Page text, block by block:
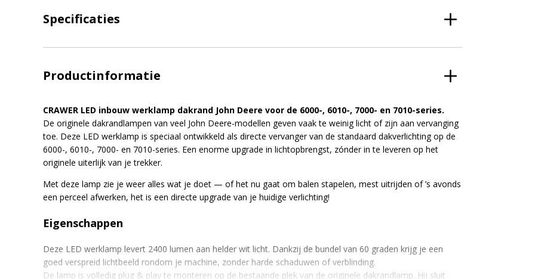
Specificaties
Productinformatie
CRAWER LED inbouw werklamp dakrand John Deere voor de 6000-, 6010-, 7000- en 7010-series.
De originele dakrandlampen van veel John Deere-modellen geven vaak te weinig licht of zijn aan vervanging
toe. Deze LED werklamp is speciaal ontwikkeld als directe vervanger van de standaard dakverlichting op de
6000-, 6010-, 7000- en 7010-series. Een enorme upgrade in lichtopbrengst, zónder in te leveren op het
originele uiterlijk van je trekker.
Met deze lamp zie je weer alles wat je doet — of het nu gaat om balen stapelen, mest uitrijden of ’s avonds
een perceel afwerken, het is een directe upgrade van je huidige verlichting!
Eigenschappen
Deze LED werklamp levert 2400 lumen aan helder wit licht. Dankzij de bundel van 60 graden krijg je een
goed verspreid lichtbeeld rondom je machine, zonder harde schaduwen of verblinding.
De lamp is volledig plug & play te monteren op de bestaande plek van de originele dakrandlamp. Hij sluit